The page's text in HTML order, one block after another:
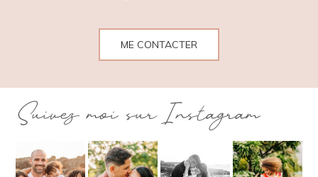
ME CONTACTER
Suivez moi sur Instagram